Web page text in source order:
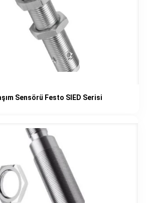
Sensörü Festo SIED Serisi